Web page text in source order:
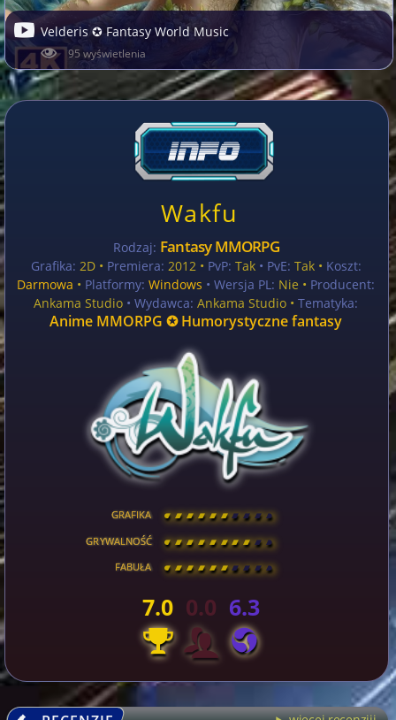
Velderis ✪ Fantasy World Music
95 wyświetlenia
Wakfu
Rodzaj: Fantasy MMORPG
Grafika: 2D • Premiera: 2012 • PvP: Tak• PvE: Tak • Koszt:
Darmowa • Platformy: Windows • Wersja PL: Nie • Producent:
Ankama Studio • Wydawca: Ankama Studio •Tematyka:
Anime MMORPG ✪ Humorystyczne fantasy
GRAFIKA [ \ \ \ \ \ \ \ \ ]
GRYWALNOŚĆ [ \ \ \ \ \ \ \ \ ]
FABUŁA [ \ \ \ \ \ \ \ \ ]
7.0 0.0 6.3